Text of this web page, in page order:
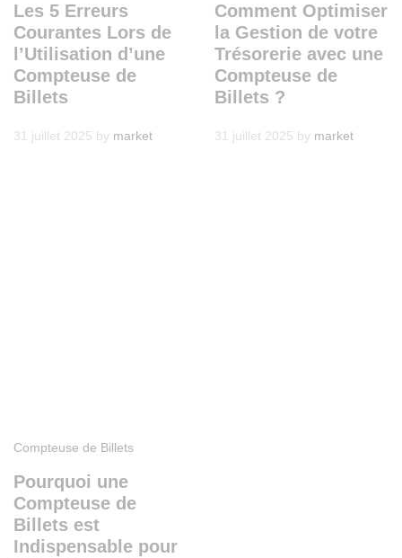
Les 5 Erreurs
Courantes Lors de
l’Utilisation d’une
Compteuse de
Billets
31 juillet 2025 by market
Comment Optimiser
la Gestion de votre
Trésorerie avec une
Compteuse de
Billets ?
31 juillet 2025 by market
Compteuse de Billets
Pourquoi une
Compteuse de
Billets est
Indispensable pour